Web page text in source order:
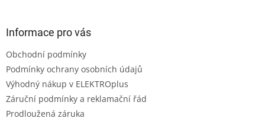
Informace pro vás
Obchodní podmínky
Podmínky ochrany osobních údajů
Výhodný nákup v ELEKTROplus
Záruční podmínky a reklamační řád
Prodloužená záruka